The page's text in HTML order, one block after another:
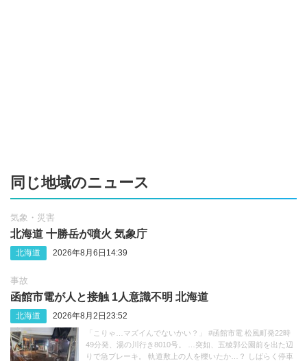
同じ地域のニュース
気象・災害
北海道 十勝岳が噴火 気象庁
北海道 2026年8月6日14:39
事故
函館市電が人と接触 1人意識不明 北海道
北海道 2026年8月2日23:52
「こりゃ…マズイんでないかい？」 #函館市電 松風町発22時
49分発、湯の川行き8010号。 …突如、五稜郭公園前を出た辺
りで急ブレーキ。 軌道敷上の人を轢いたか…？ しばらく停車